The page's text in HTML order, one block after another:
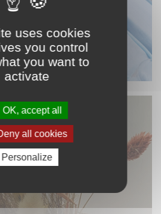
uses cookies
you control
you want to
activate
OK, accept all
all cookies
Personalize